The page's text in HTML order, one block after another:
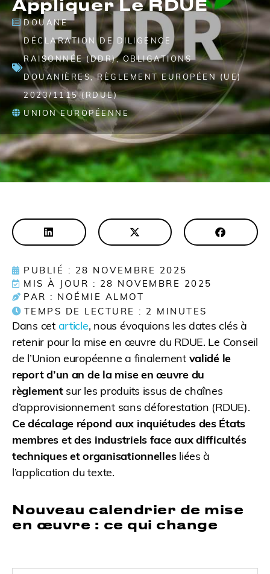
Appliquer Le RDUE
DOUANE
DÉCLARATION DE DILIGENCE
RAISONNÉE (DDR),OBLIGATIONS
DOUANIÈRES,RÈGLEMENT EUROPÉEN (UE)
2023/1115 (RDUE)
UNION EUROPÉENNE
PUBLIÉ : 28 NOVEMBRE 2025
MIS À JOUR : 28 NOVEMBRE 2025
PAR : NOÉMIE ALMOT
TEMPS DE LECTURE : 2 MINUTES
Dans cet article, nous évoquions les dates clés à
retenir pour la mise en œuvre du RDUE. Le Conseil
de l’Union européenne a finalement validé le
report d’un an de la mise en œuvre du
règlementsur les produits issus de chaînes
d’approvisionnement sans déforestation (RDUE).
Ce décalage répond aux inquiétudes des États
membres et des industriels face aux difficultés
techniques et organisationnelles liées à
l’application du texte.
Nouveau calendrier de mise
en œuvre : ce qui change